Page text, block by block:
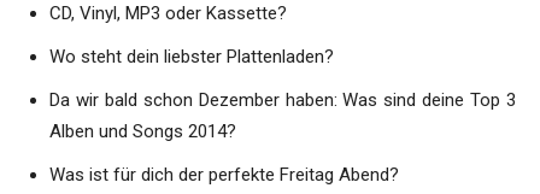
CD, Vinyl, MP3 oder Kassette?
Wo steht dein liebster Plattenladen?
Da wir bald schon Dezember haben: Was sind deine Top 3
Alben und Songs 2014?
Was ist für dich der perfekte Freitag Abend?